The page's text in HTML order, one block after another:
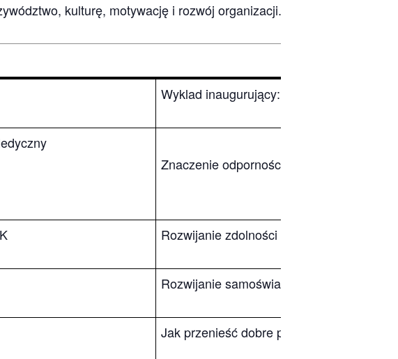
kulturę, motywację i rozwój organizacji.
Wyklad inaugurujący: Pogłębianie
Znaczenie odporności psychicznej w
Rozwijanie zdolności do zatrudnienia w
Rozwijanie samoświadomości u
Jak przenieść dobre praktyki